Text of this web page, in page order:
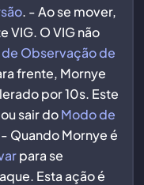
. - Ao se mover,
VIG. O VIG não
Observação de
frente, Mornye
por 10s. Este
sair doModo de
Quando Mornye é
para se
Esta ação é